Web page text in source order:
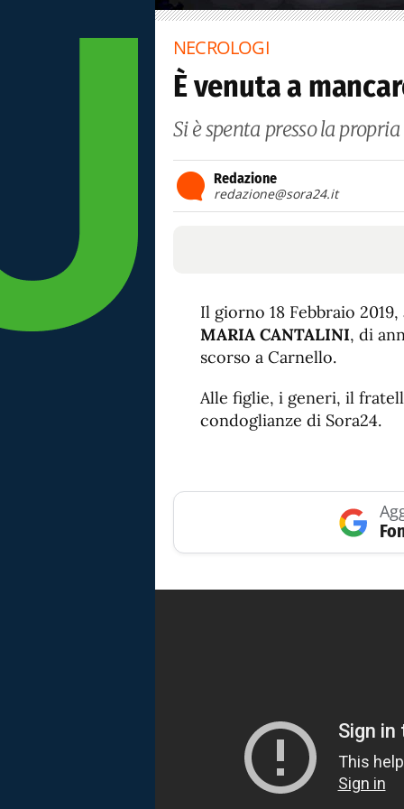
NECROLOGI
È venuta a
Si è spenta presso la
Redazione
redazione@sora24.it
Il giorno 18 Febbraio
MARIA CANTALINI, di
scorso a Carnello.
Alle figlie, i generi, il
condoglianze di Sora24.